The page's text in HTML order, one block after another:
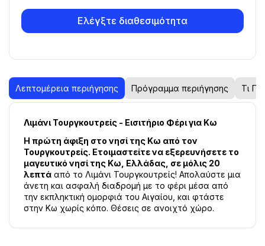
Ελέγξτε διαθεσιμότητα
Λεπτομέρεια περιήγησης Πρόγραμμα περιήγησης Τι
Λιμάνι Τουργκουτρείς - Εισιτήριο Φέρι για Κω
Η πρώτη άφιξη στο νησί της Κω από τον
Τουργκουτρείς. Ετοιμαστείτε να εξερευνήσετε το
μαγευτικό νησί της Κω, Ελλάδας, σε μόλις 20
λεπτά από το Λιμάνι Τουργκουτρείς! Απολαύστε μια
άνετη και ασφαλή διαδρομή με το φέρι μέσα από
την εκπληκτική ομορφιά του Αιγαίου, και φτάστε
στην Κω χωρίς κόπο. Θέσεις σε ανοιχτό χώρο.